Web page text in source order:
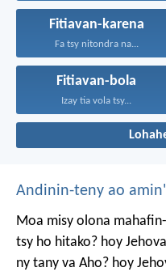
Fitiavan-karena
Fa tsy nitondra na...
Fitiavan-bola
Izay tia vola tsy...
Andinin-teny ao
Moa misy olona
tsy ho hitako? hoy
ny tany va Aho? hoy